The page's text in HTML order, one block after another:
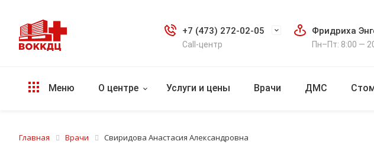
+7 (473) 272-02-05
Call-центр
Фридриха
Пн–Пт: 8:00 —
Меню О центре Услуги и цены Врачи ДМС
Главная Врачи Свиридова Анастасия Александровна